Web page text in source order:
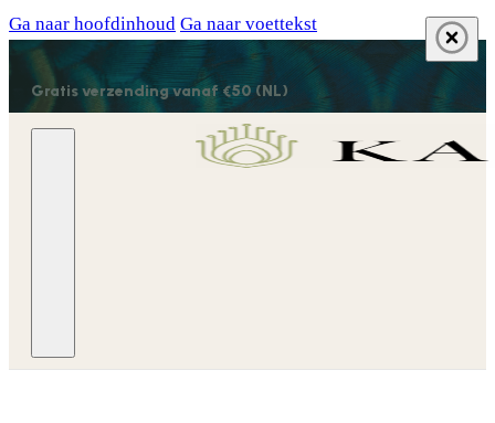
Ga naar hoofdinhoud Ga naar voettekst
Gratis verzending vanaf €50 (NL)